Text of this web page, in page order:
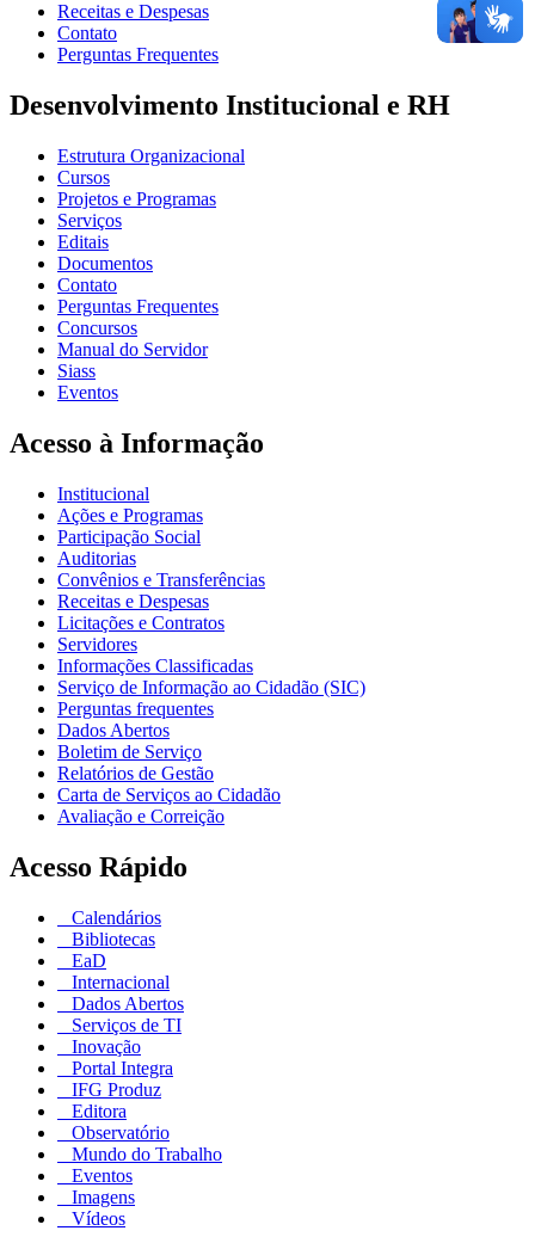
Receitas e Despesas
Contato
Perguntas Frequentes
Desenvolvimento Institucional e RH
Estrutura Organizacional
Cursos
Projetos e Programas
Serviços
Editais
Documentos
Contato
Perguntas Frequentes
Concursos
Manual do Servidor
Siass
Eventos
Acesso à Informação
Institucional
Ações e Programas
Participação Social
Auditorias
Convênios e Transferências
Receitas e Despesas
Licitações e Contratos
Servidores
Informações Classificadas
Serviço de Informação ao Cidadão (SIC)
Perguntas frequentes
Dados Abertos
Boletim de Serviço
Relatórios de Gestão
Carta de Serviços ao Cidadão
Avaliação e Correição
Acesso Rápido
Calendários
Bibliotecas
EaD
Internacional
Dados Abertos
Serviços de TI
Inovação
Portal Integra
IFG Produz
Editora
Observatório
Mundo do Trabalho
Eventos
Imagens
Vídeos